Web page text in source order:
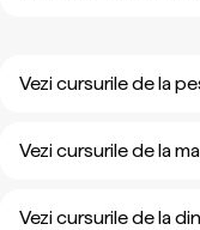
Vezi cursurile de la
Vezi cursurile de la
Vezi cursurile de la